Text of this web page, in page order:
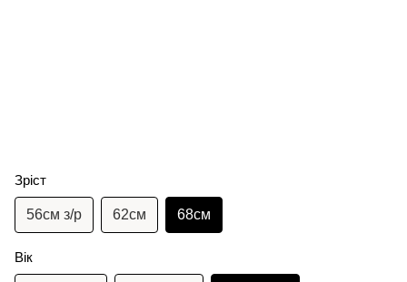
Зріст
56см з/р 62см 68см
Вік